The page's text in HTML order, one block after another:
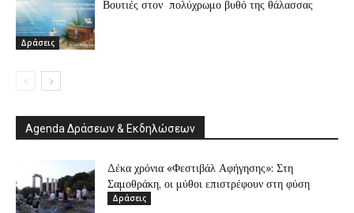
Δράσεις
Βουτιές στον πολύχρωμο βυθό της θάλασσας
Agenda Δράσεων & Εκδηλώσεων
Δέκα χρόνια «Φεστιβάλ Αφήγησης»: Στη
Σαμοθράκη, οι μύθοι επιστρέφουν στη φύση
Δράσεις